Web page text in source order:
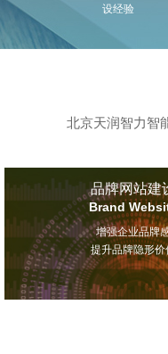
设经验
北京天润智力智
品牌网站建
Brand
增强企业品牌
提升品牌隐形价